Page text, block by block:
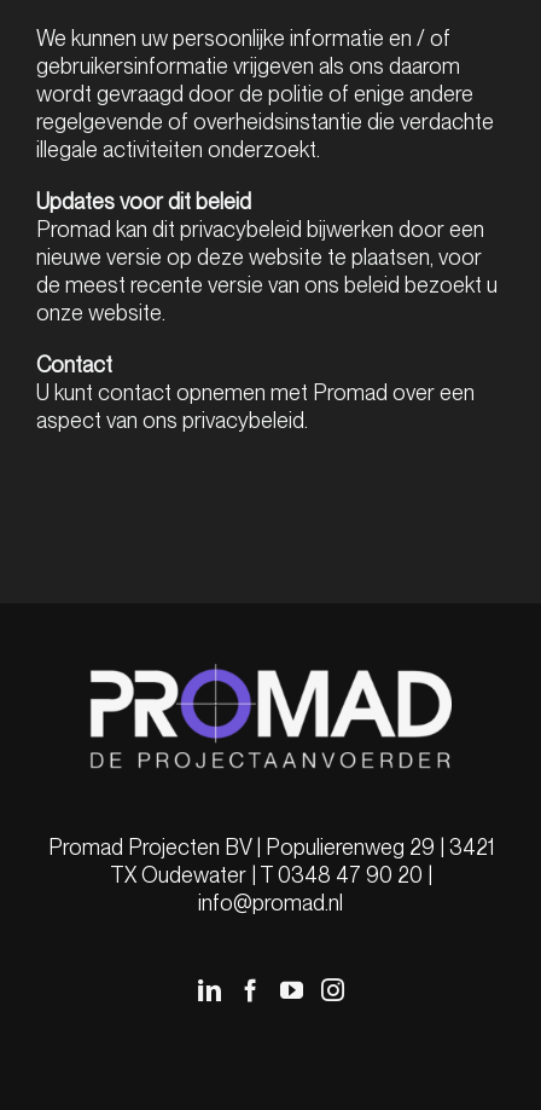
We kunnen uw persoonlijke informatie en / of
gebruikersinformatie vrijgeven als ons daarom
wordt gevraagd door de politie of enige andere
regelgevende of overheidsinstantie die verdachte
illegale activiteiten onderzoekt.
Updates voor dit beleid
Promad kan dit privacybeleid bijwerken door een
nieuwe versie op deze website te plaatsen, voor
de meest recente versie van ons beleid bezoekt u
onze website.
Contact
U kunt contact opnemen met Promad over een
aspect van ons privacybeleid.
Promad Projecten BV | Populierenweg 29 | 3421
TX Oudewater | T 0348 47 90 20 |
info@promad.nl